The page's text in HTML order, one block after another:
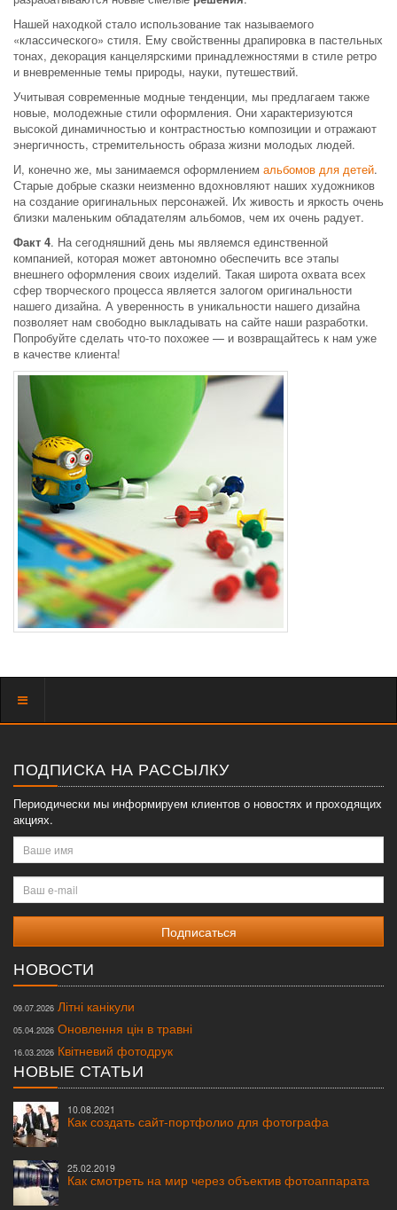
Нашей находкой стало использование так называемого
«классического» стиля. Ему свойственны драпировка в пастельных
тонах, декорация канцелярскими принадлежностями в стиле ретро
и вневременные темы природы, науки, путешествий.
Учитывая современные модные тенденции, мы предлагаем также
новые, молодежные стили оформления. Они характеризуются
высокой динамичностью и контрастностью композиции и отражают
энергичность, стремительность образа жизни молодых людей.
И, конечно же, мы занимаемся оформлением альбомов для детей.
Старые добрые сказки неизменно вдохновляют наших художников
на создание оригинальных персонажей. Их живость и яркость очень
близки маленьким обладателям альбомов, чем их очень радует.
Факт 4. На сегодняшний день мы являемся единственной
компанией, которая может автономно обеспечить все этапы
внешнего оформления своих изделий. Такая широта охвата всех
сфер творческого процесса является залогом оригинальности
нашего дизайна. А уверенность в уникальности нашего дизайна
позволяет нам свободно выкладывать на сайте наши разработки.
Попробуйте сделать что-то похожее — и возвращайтесь к нам уже
в качестве клиента!
Показать
ПОДПИСКА НА РАССЫЛКУ
Периодически мы информируем клиентов о новостях и проходящих
акциях.
Ваше
имя
Ваш
e-
mail
НОВОСТИ
09.07.2026 Літні канікули
05.04.2026 Оновлення цін в травні
16.03.2026 Квітневий фотодрук
НОВЫЕ СТАТЬИ
10.08.2021
Как создать сайт-портфолио для фотографа
25.02.2019
Как смотреть на мир через объектив фотоаппарата